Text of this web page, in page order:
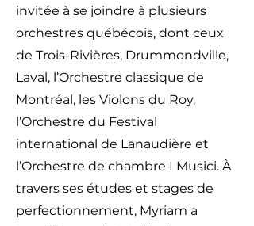
invitée à se joindre à plusieurs
orchestres québécois, dont ceux
de Trois-Rivières, Drummondville,
Laval, l’Orchestre classique de
Montréal, les Violons du Roy,
l’Orchestre du Festival
international de Lanaudière et
l’Orchestre de chambre I Musici. À
travers ses études et stages de
perfectionnement, Myriam a